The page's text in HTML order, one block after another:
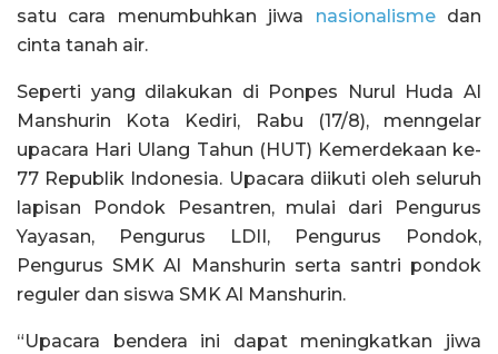
satu cara menumbuhkan jiwa nasionalismedan
cinta tanah air.
Seperti yang dilakukan di Ponpes Nurul Huda Al
Manshurin Kota Kediri, Rabu (17/8), menngelar
upacara Hari Ulang Tahun (HUT) Kemerdekaan ke-
77 Republik Indonesia. Upacara diikuti oleh seluruh
lapisan Pondok Pesantren, mulai dari Pengurus
Yayasan, Pengurus LDII, Pengurus Pondok,
Pengurus SMK Al Manshurin serta santri pondok
reguler dan siswa SMK Al Manshurin.
“Upacara bendera ini dapat meningkatkan jiwa